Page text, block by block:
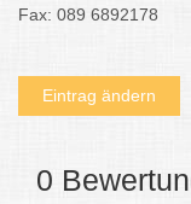
Fax: 089 6892178
Eintrag ändern
0